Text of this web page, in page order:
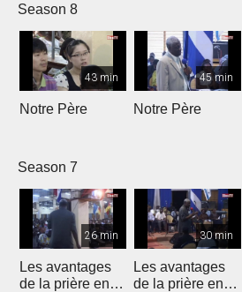
Season 8
43 min
Notre Père
45 min
Notre Père
Season 7
26 min
Les avantages
de la prière en
30 min
Les avantages
de la prière en